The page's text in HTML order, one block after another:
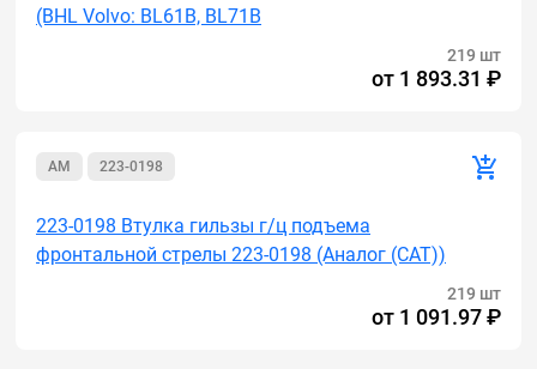
(BHL Volvo: BL61B, BL71B
219 шт
от 1 893.31 ₽
AM 223-0198
223-0198 Втулка гильзы г/ц подъема
фронтальной стрелы 223-0198 (Аналог (САТ))
219 шт
от 1 091.97 ₽